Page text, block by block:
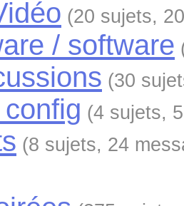
(20 sujets,
/ software
(30
(4 sujets,
(8 sujets, 24